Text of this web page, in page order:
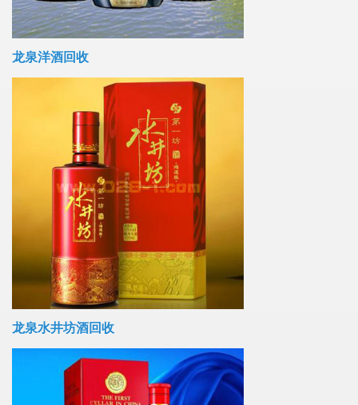
龙泉洋酒回收
龙泉水井坊酒回收